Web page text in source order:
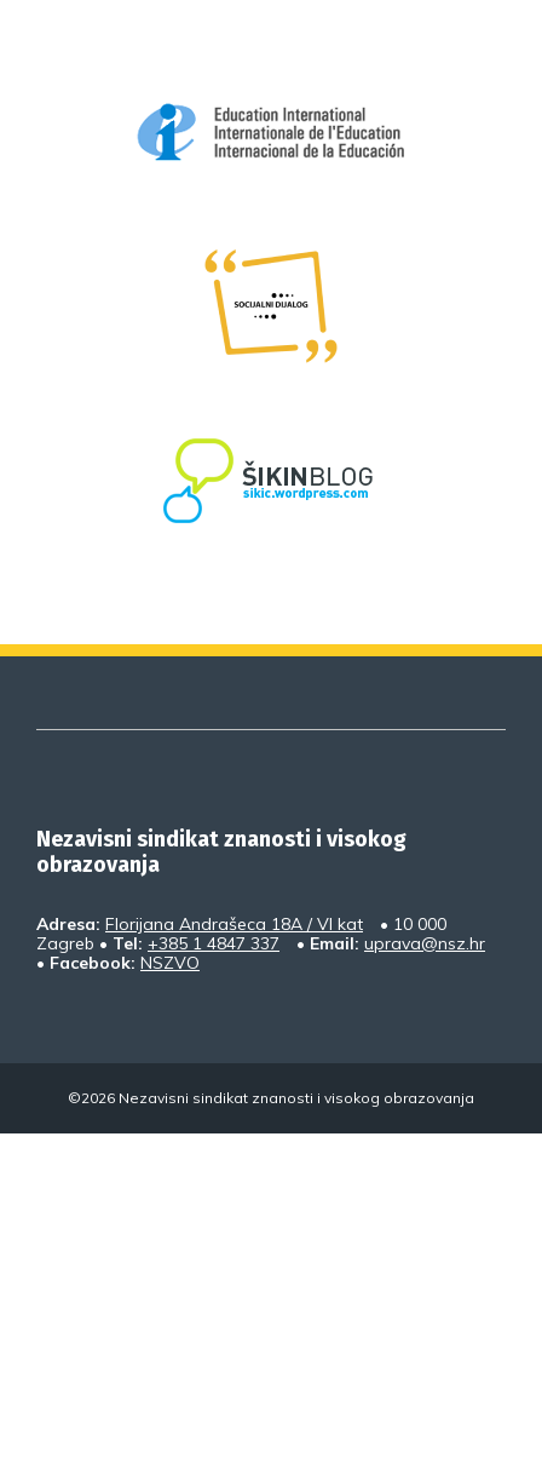
Nezavisni sindikat znanosti i visokog
obrazovanja
Adresa: Florijana Andrašeca 18A / VI kat
• 10 000
Zagreb • Tel: +385 1 4847 337 • Email: uprava@nsz.hr
• Facebook: NSZVO
©2026 Nezavisni sindikat znanosti i visokog obrazovanja